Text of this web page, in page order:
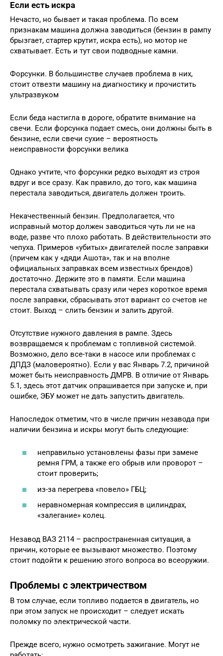
Если есть искра
Нечасто, но бывает и такая проблема. По всем
признакам машина должна заводиться (бензин в рампу
брызгает, стартер крутит, искра есть), но мотор не
схватывает. Есть и тут свои подводные камни.
Форсунки. В большинстве случаев проблема в них,
стоит отвезти машину на диагностику и прочистить
ультразвуком
Если беда настигла в дороге, обратите внимание на
свечи. Если форсунка подает смесь, они должны быть в
бензине, если свечи сухие – вероятность
неисправности форсунки велика
Однако учтите, что форсунки редко выходят из строя
вдруг и все сразу. Как правило, до того, как машина
перестала заводиться, двигатель должен троить.
Некачественный бензин. Предполагается, что
исправный мотор должен заводиться чуть ли не на
воде, разве что плохо работать. В действительности это
чепуха. Примеров «убитых» двигателей после заправки
(причем как у «дяди Ашота», так и на вполне
официальных заправках всем известных брендов)
достаточно. Держите это в памяти. Если машина
перестала схватывать сразу или через короткое время
после заправки, сбрасывать этот вариант со счетов не
стоит. Выход – слить бензин и залить другой.
Отсутствие нужного давления в рампе. Здесь
возвращаемся к проблемам с топливной системой.
Возможно, дело все-таки в насосе или проблемах с
ДПДЗ (маловероятно). Если у вас Январь 7.2, причиной
может быть неисправность ДМРВ. В отличие от Январь
5.1, здесь этот датчик опрашивается при запуске и, при
ошибке, ЭБУ может не дать запустить двигатель.
Напоследок отметим, что в числе причин незавода при
наличии бензина и искры могут быть следующие:
неправильно установлены фазы при замене
ремня ГРМ, а также его обрыв или проворот –
стоит проверить;
из-за перегрева «повело» ГБЦ;
неравномерная компрессия в цилиндрах,
«залегание» колец.
Незавод ВАЗ 2114 – распространенная ситуация, а
причин, которые ее вызывают множество. Поэтому
стоит подойти к решению этого вопроса во всеоружии.
Проблемы с электричеством
В том случае, если топливо подается в двигатель, но
при этом запуск не происходит – следует искать
поломку по электрической части.
Прежде всего, нужно осмотреть зажигание. Могут не